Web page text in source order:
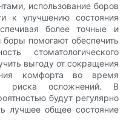
использование боров
к улучшению состояния
более точные и
помогают обеспечить
стоматологического
выгоду от сокращения
комфорта во время
риска осложнений. В
будут регулярно
лучшее общее состояние